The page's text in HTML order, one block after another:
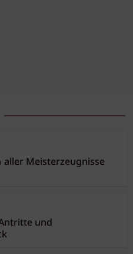
aller Meisterzeugnisse
und